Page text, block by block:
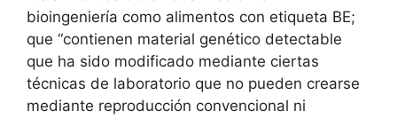
bioingeniería como alimentos con etiqueta BE;
que “contienen material genético detectable
que ha sido modificado mediante ciertas
técnicas de laboratorio que no pueden crearse
mediante reproducción convencional ni